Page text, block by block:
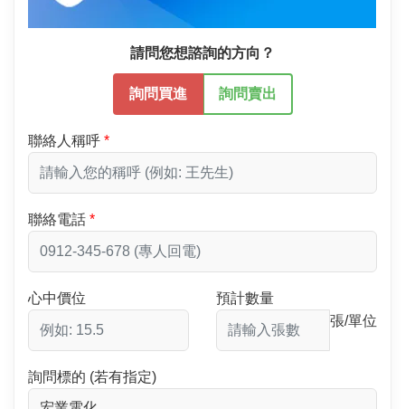
請問您想諮詢的方向？
詢問買進 詢問賣出
聯絡人稱呼
聯絡電話
心中價位
預計數量
張/單位
詢問標的 (若有指定)